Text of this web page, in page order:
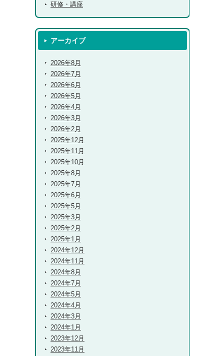
研修・講座
アーカイブ
2026年8月
2026年7月
2026年6月
2026年5月
2026年4月
2026年3月
2026年2月
2025年12月
2025年11月
2025年10月
2025年8月
2025年7月
2025年6月
2025年5月
2025年3月
2025年2月
2025年1月
2024年12月
2024年11月
2024年8月
2024年7月
2024年5月
2024年4月
2024年3月
2024年1月
2023年12月
2023年11月